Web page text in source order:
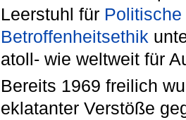
Leerstuhl für
Betroffenheitsethik
atoll- wie weltweit für
Bereits 1969 freilich
eklatanter Verstöße